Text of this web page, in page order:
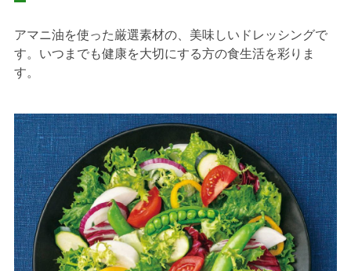
アマニ油を使った厳選素材の、美味しいドレッシングで
す。いつまでも健康を大切にする方の食生活を彩りま
す。